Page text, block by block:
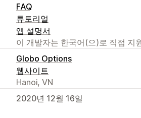
FAQ
튜토리얼
앱 설명서
이 개발자는 한국어(으)로 직접 지
Globo Options
웹사이트
Hanoi, VN
2020년 12월 16일